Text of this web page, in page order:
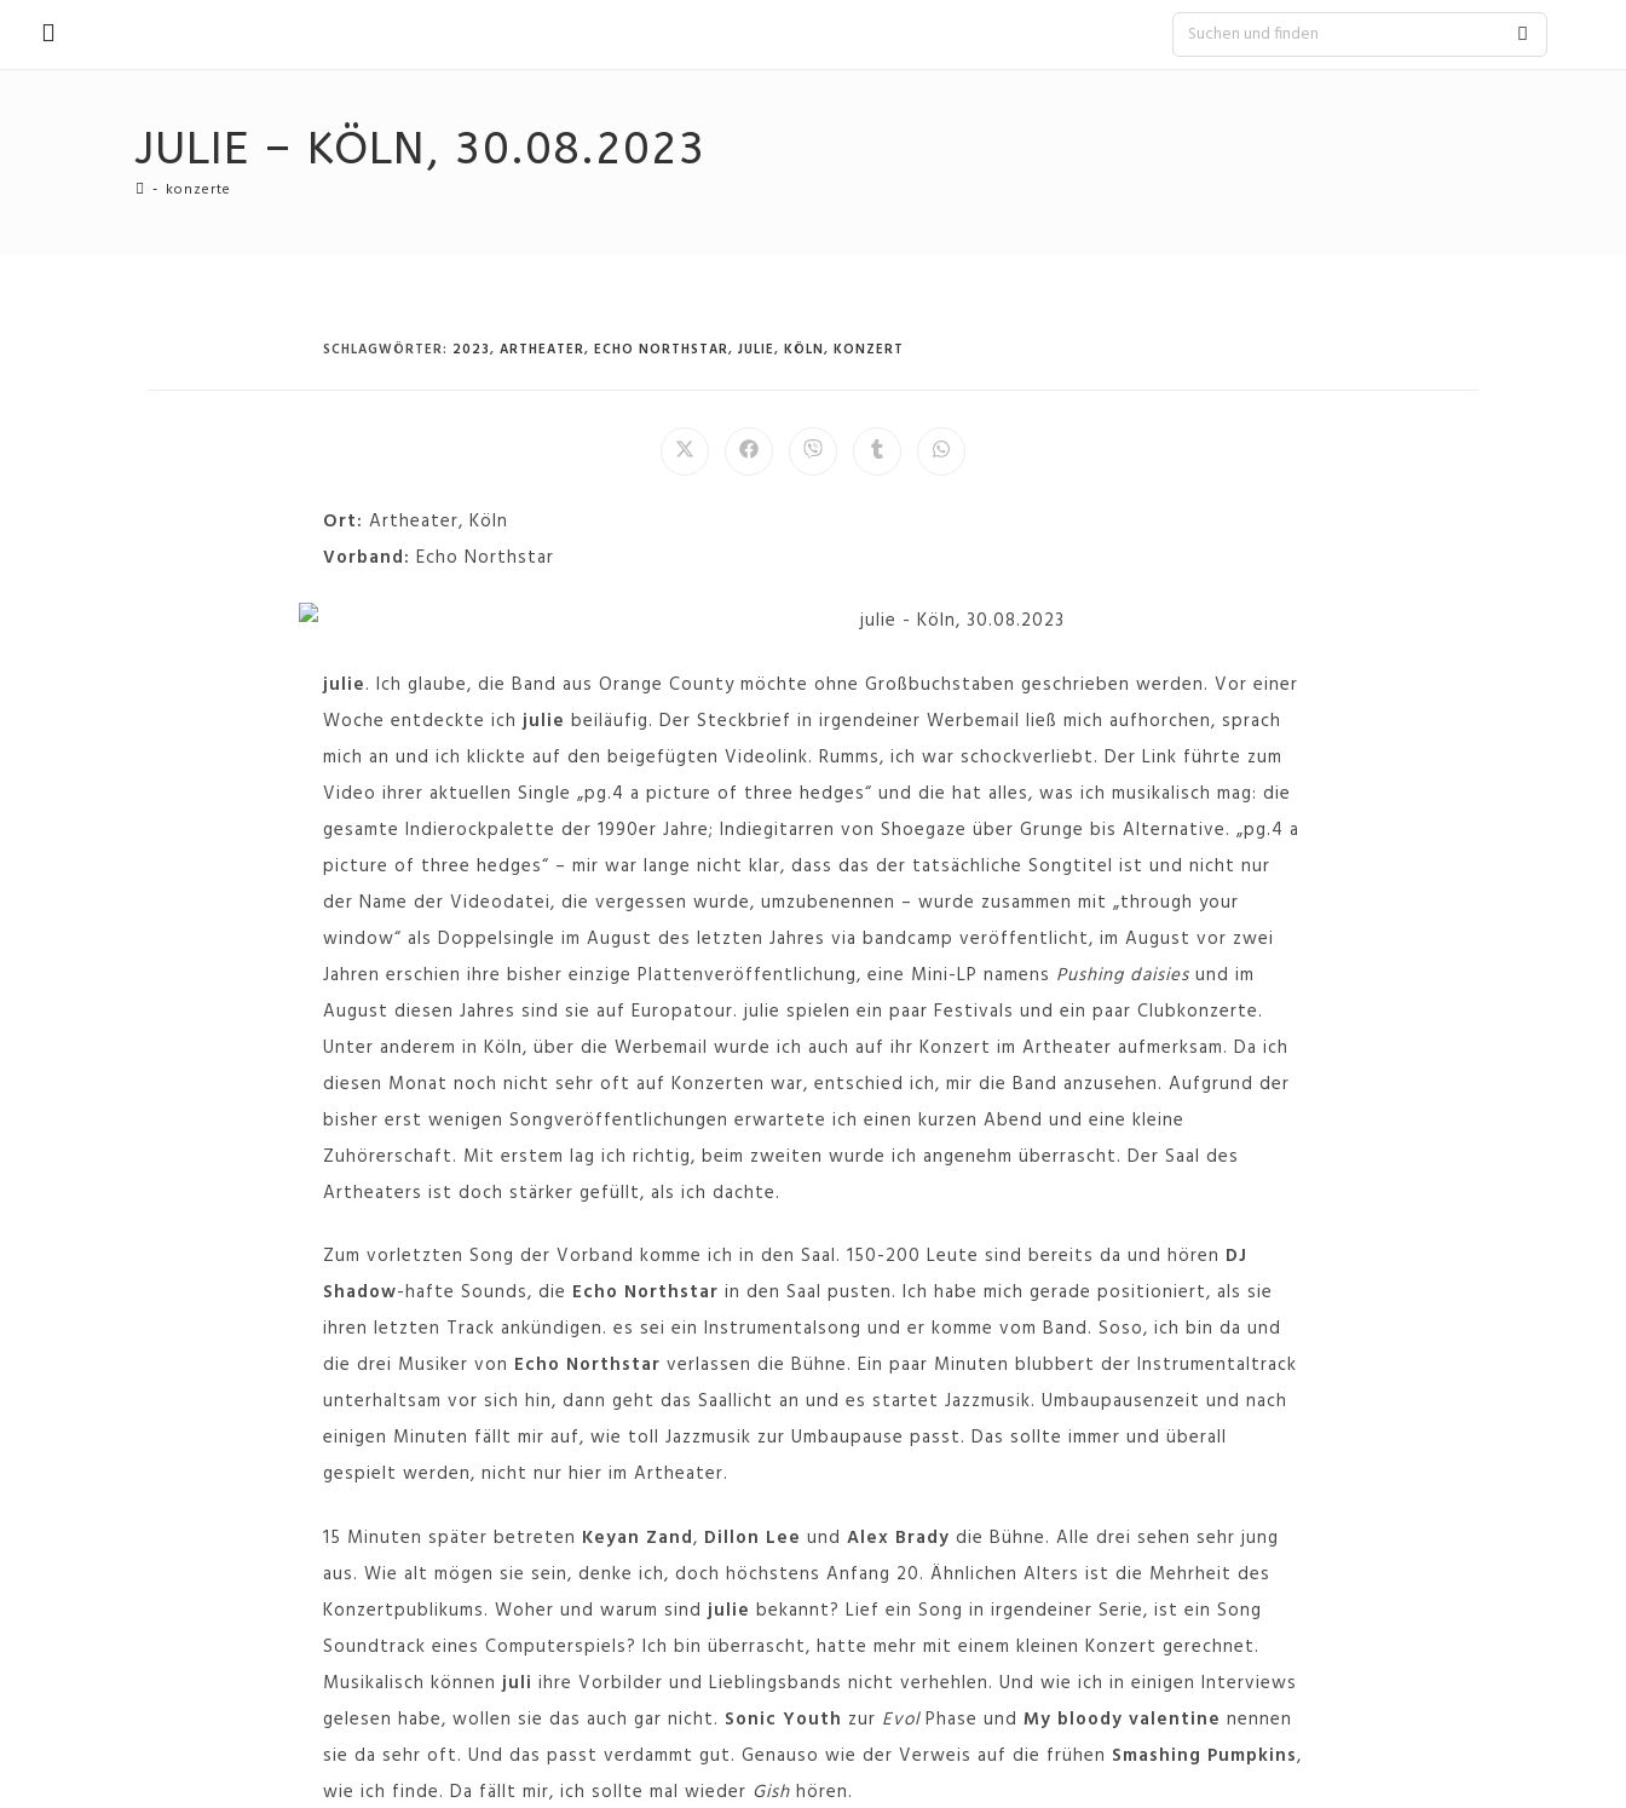
JULIE – KÖLN, 30.08.2023
- konzerte
SCHLAGWÖRTER: 2023, ARTHEATER, ECHO NORTHSTAR, JULIE, KÖLN, KONZERT
Ort: Artheater, Köln
Vorband: Echo Northstar
julie. Ich glaube, die Band aus Orange County möchte ohne Großbuchstaben geschrieben werden. Vor einer
Woche entdeckte ichjulie beiläufig. Der Steckbrief in irgendeiner Werbemail ließ mich aufhorchen, sprach
mich an und ich klickte auf den beigefügten Videolink. Rumms, ich war schockverliebt. Der Link führte zum
Video ihrer aktuellen Single „pg​.​4 a picture of three hedges“ und die hat alles, was ich musikalisch mag: die
gesamte Indierockpalette der 1990er Jahre; Indiegitarren von Shoegaze über Grunge bis Alternative. „pg​.​4 a
picture of three hedges“ – mir war lange nicht klar, dass das der tatsächliche Songtitel ist und nicht nur
der Name der Videodatei, die vergessen wurde, umzubenennen – wurde zusammen mit „through your
window“ als Doppelsingle im August des letzten Jahres via bandcamp veröffentlicht, im August vor zwei
Jahren erschien ihre bisher einzige Plattenveröffentlichung, eine Mini-LP namens Pushing daisies und im
August diesen Jahres sind sie auf Europatour. julie spielen ein paar Festivals und ein paar Clubkonzerte.
Unter anderem in Köln, über die Werbemail wurde ich auch auf ihr Konzert im Artheater aufmerksam. Da ich
diesen Monat noch nicht sehr oft auf Konzerten war, entschied ich, mir die Band anzusehen. Aufgrund der
bisher erst wenigen Songveröffentlichungen erwartete ich einen kurzen Abend und eine kleine
Zuhörerschaft. Mit erstem lag ich richtig, beim zweiten wurde ich angenehm überrascht. Der Saal des
Artheaters ist doch stärker gefüllt, als ich dachte.
Zum vorletzten Song der Vorband komme ich in den Saal. 150-200 Leute sind bereits da und hören DJ
Shadow-hafte Sounds, die Echo Northstar in den Saal pusten. Ich habe mich gerade positioniert, als sie
ihren letzten Track ankündigen. es sei ein Instrumentalsong und er komme vom Band. Soso, ich bin da und
die drei Musiker von Echo Northstar verlassen die Bühne. Ein paar Minuten blubbert der Instrumentaltrack
unterhaltsam vor sich hin, dann geht das Saallicht an und es startet Jazzmusik. Umbaupausenzeit und nach
einigen Minuten fällt mir auf, wie toll Jazzmusik zur Umbaupause passt. Das sollte immer und überall
gespielt werden, nicht nur hier im Artheater.
15 Minuten später betreten Keyan Zand, Dillon Lee und Alex Brady die Bühne. Alle drei sehen sehr jung
aus. Wie alt mögen sie sein, denke ich, doch höchstens Anfang 20. Ähnlichen Alters ist die Mehrheit des
Konzertpublikums. Woher und warum sindjulie bekannt? Lief ein Song in irgendeiner Serie, ist ein Song
Soundtrack eines Computerspiels? Ich bin überrascht, hatte mehr mit einem kleinen Konzert gerechnet.
Musikalisch könnenjuli ihre Vorbilder und Lieblingsbands nicht verhehlen. Und wie ich in einigen Interviews
gelesen habe, wollen sie das auch gar nicht. Sonic Youth zur EvolPhase und My bloody valentine nennen
sie da sehr oft. Und das passt verdammt gut. Genauso wie der Verweis auf die frühen Smashing Pumpkins,
wie ich finde. Da fällt mir, ich sollte mal wieder Gish hören.